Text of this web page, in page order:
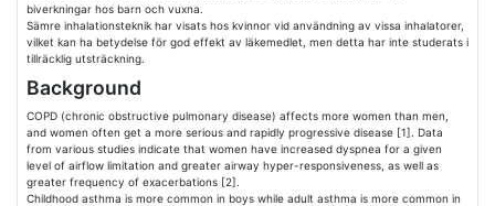
biverkningar hos barn och vuxna.
Sämre inhalationsteknik har visats hos kvinnor vid användning av vissa inhalatorer,
vilket kan ha betydelse för god effekt av läkemedlet, men detta har inte studerats i
tillräcklig utsträckning.
Background
COPD (chronic obstructive pulmonary disease) affects more women than men,
and women often get a more serious and rapidly progressive disease [1]. Data
from various studies indicate that women have increased dyspnea for a given
level of airflow limitation and greater airway hyper-responsiveness, as well as
greater frequency of exacerbations [2].
Childhood asthma is more common in boys while adult asthma is more common in